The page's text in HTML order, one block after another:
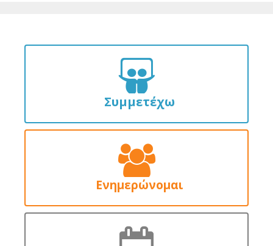
Συμμετέχω
Ενημερώνομαι